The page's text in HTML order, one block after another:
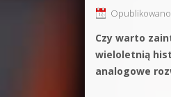
Opublikowano
Czy warto
wieloletnią
analogowe